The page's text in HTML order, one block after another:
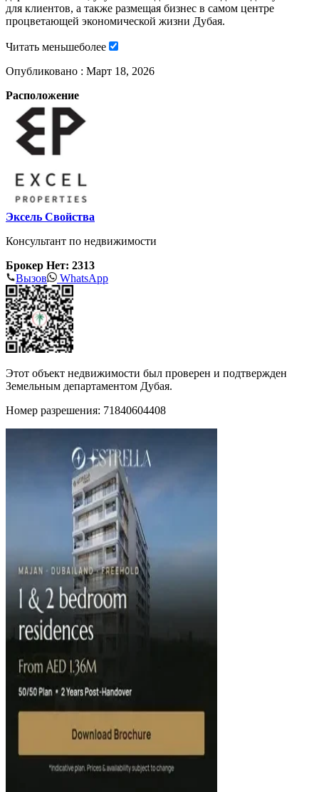
для клиентов, а также размещая бизнес в самом центре
процветающей экономической жизни Дубая.
Читать меньшеболее
Опубликовано : Март 18, 2026
Расположение
Эксель Свойства
Консультант по недвижимости
Брокер Нет: 2313
Вызов
WhatsApp
Этот объект недвижимости был проверен и подтвержден
Земельным департаментом Дубая.
Номер разрешения: 71840604408